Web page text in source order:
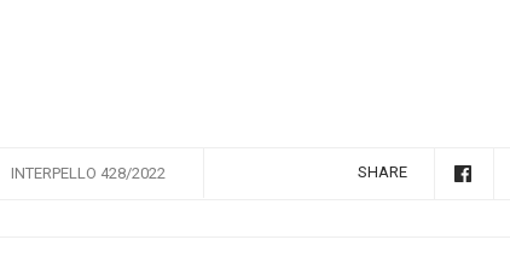
INTERPELLO 428/2022 SHARE